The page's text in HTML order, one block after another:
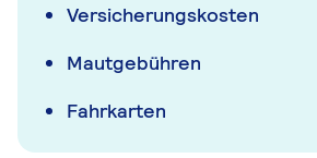
Versicherungskosten
Mautgebühren
Fahrkarten